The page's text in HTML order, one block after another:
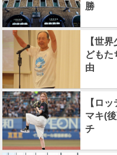
勝
【世
どもた
由
【ロ
マキ(
チ